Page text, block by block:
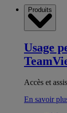
Produits
Usage
Accès et
En savoir